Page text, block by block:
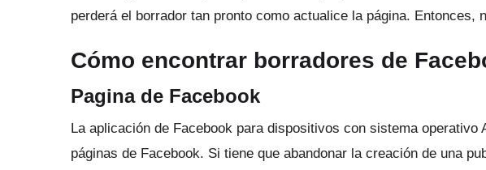
perderá el borrador tan pronto como actualice la página. Entonces,
Cómo encontrar borradores de
Pagina de Facebook
La aplicación de Facebook para dispositivos con sistema operativo
páginas de Facebook. Si tiene que abandonar la creación de una